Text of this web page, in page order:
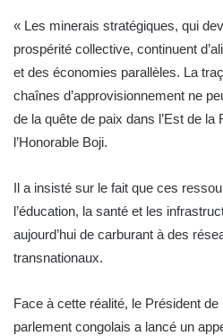
« Les minerais stratégiques, qui
prospérité collective, continuent
et des économies parallèles. La
chaînes d’approvisionnement ne
de la quête de paix dans l’Est de la
l’Honorable Boji.
Il a insisté sur le fait que ces
l’éducation, la santé et les
aujourd’hui de carburant à des
transnationaux.
Face à cette réalité, le Président
parlement congolais a lancé un